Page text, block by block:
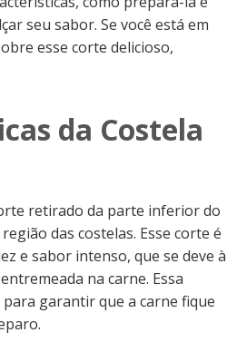
seu sabor. Se você está em
esse corte delicioso,
da Costela
retirado da parte inferior do
das costelas. Esse corte é
e sabor intenso, que se deve à
na carne. Essa
garantir que a carne fique